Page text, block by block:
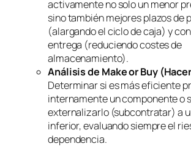
activamente no solo un menor
sino también mejores plazos de
(alargando el ciclo de caja) y
entrega (reduciendo costes de
almacenamiento).
Análisis de Make or Buy
Determinar si es más eficiente
internamente un componente o
externalizarlo (subcontratar) a
inferior, evaluando siempre el
dependencia.